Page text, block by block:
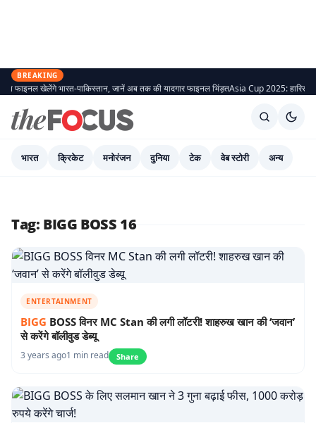
BREAKING
फाइनल खेलेंगे भारत-पाकिस्तान, जानें अब तक की यादगार फाइनल भिंड़तAsia Cup 2025: हारिस रऊफ
भारत क्रिकेट मनोरंजन दुनिया टेक वेब स्टोरी अन्य
Tag: BIGG BOSS 16
ENTERTAINMENT
BIGG BOSS विनर MC Stan की लगी लॉटरी! शाहरुख खान की ‘जवान’
से करेंगे बॉलीवुड डेब्यू
3 years ago1 min read Share